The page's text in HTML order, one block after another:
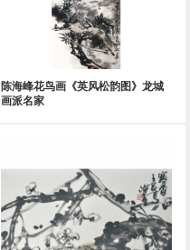
陈海峰花鸟画《英风松韵图》龙城
画派名家